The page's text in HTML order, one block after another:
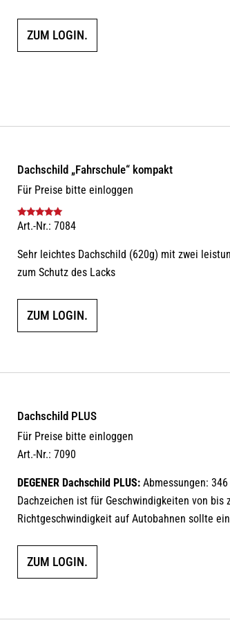
ZUM LOGIN.
Dachschild „Fahrschule“ kompakt
Für Preise bitte einloggen
Bewertet mit
Art.-Nr.: 7084
Sehr leichtes Dachschild (620g) mit zwei
zum Schutz des Lacks
ZUM LOGIN.
Dachschild PLUS
Für Preise bitte einloggen
Art.-Nr.: 7090
DEGENER Dachschild PLUS:Abmessungen:
Dachzeichen ist für Geschwindigkeiten von bis
Richtgeschwindigkeit auf Autobahnen sollte
ZUM LOGIN.